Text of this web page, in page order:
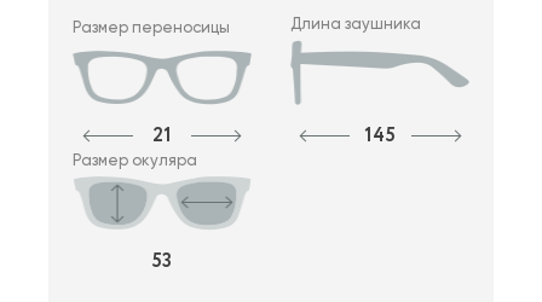
Размер переносицы
21
Длина заушника
145
Размер окуляра
53